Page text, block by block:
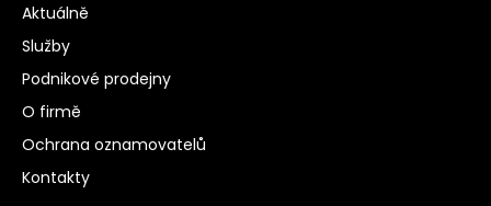
Aktuálně
Služby
Podnikové prodejny
O firmě
Ochrana oznamovatelů
Kontakty